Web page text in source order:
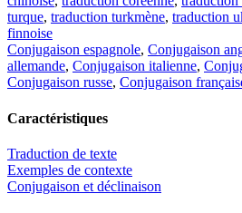
turque, traduction turkmène, traduction
finnoise
Conjugaison espagnole, Conjugaison
allemande, Conjugaison italienne,
Conjugaison russe, Conjugaison
Caractéristiques
Traduction de texte
Exemples de contexte
Conjugaison et déclinaison